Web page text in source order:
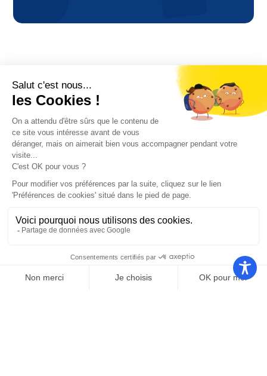
Contact
Mairie de Saint-Cyprien
Place Desnoyer
66750 Saint-Cyprien
04 68 37 68 00
Ouvert du lundi au jeudi